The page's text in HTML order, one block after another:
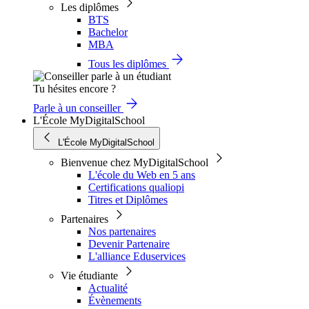
Les diplômes
BTS
Bachelor
MBA
Tous les diplômes
Tu hésites encore ?
Parle à un conseiller
L'École MyDigitalSchool
L'École MyDigitalSchool
Bienvenue chez MyDigitalSchool
L'école du Web en 5 ans
Certifications qualiopi
Titres et Diplômes
Partenaires
Nos partenaires
Devenir Partenaire
L'alliance Eduservices
Vie étudiante
Actualité
Évènements